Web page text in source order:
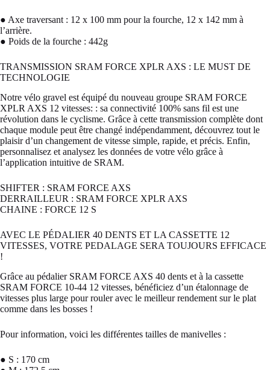
● Axe traversant : 12 x 100 mm pour la fourche, 12 x 142 mm à
l’arrière.
● Poids de la fourche : 442g
TRANSMISSION SRAM FORCE XPLR AXS : LE MUST DE
TECHNOLOGIE
Notre vélo gravel est équipé du nouveau groupe SRAM FORCE
XPLR AXS 12 vitesses: : sa connectivité 100% sans fil est une
révolution dans le cyclisme. Grâce à cette transmission complète dont
chaque module peut être changé indépendamment, découvrez tout le
plaisir d’un changement de vitesse simple, rapide, et précis. Enfin,
personnalisez et analysez les données de votre vélo grâce à
l’application intuitive de SRAM.
SHIFTER : SRAM FORCE AXS
DERRAILLEUR : SRAM FORCE XPLR AXS
CHAINE : FORCE 12 S
AVEC LE PÉDALIER 40 DENTS ET LA CASSETTE 12
VITESSES, VOTRE PEDALAGE SERA TOUJOURS EFFICACE
!
Grâce au pédalier SRAM FORCE AXS 40 dents et à la cassette
SRAM FORCE 10-44 12 vitesses, bénéficiez d’un étalonnage de
vitesses plus large pour rouler avec le meilleur rendement sur le plat
comme dans les bosses !
Pour information, voici les différentes tailles de manivelles :
● S : 170 cm